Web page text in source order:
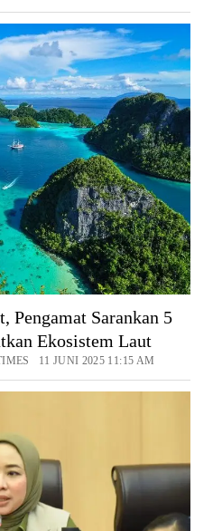
Pengamat Sarankan 5
Ekosistem Laut
11 JUNI 2025 11:15 AM